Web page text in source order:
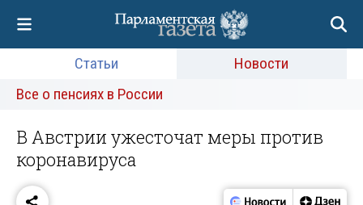
Статьи
Новости
Все о пенсиях в России
В Австрии ужесточат меры против
коронавируса